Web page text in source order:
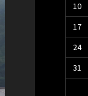
10
17
24
31